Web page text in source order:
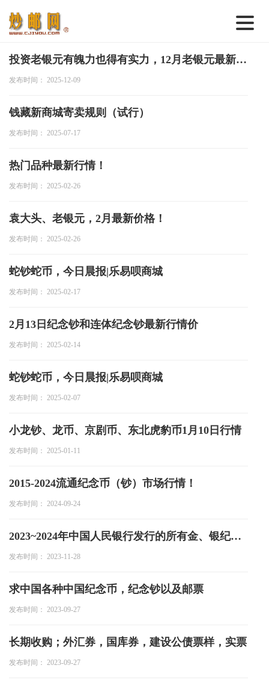
首 页
钱币行情
新品预告
投资论坛
投资老银元有魄力也得有实力，12月老银元最新价格速递
发布时间： 2025-12-09
钱藏新商城寄卖规则（试行）
发布时间： 2025-07-17
热门品种最新行情！
发布时间： 2025-02-26
袁大头、老银元，2月最新价格！
发布时间： 2025-02-26
蛇钞蛇币，今日晨报|乐易呗商城
发布时间： 2025-02-17
2月13日纪念钞和连体纪念钞最新行情价
发布时间： 2025-02-14
蛇钞蛇币，今日晨报|乐易呗商城
发布时间： 2025-02-07
小龙钞、龙币、京剧币、东北虎豹币1月10日行情
发布时间： 2025-01-11
2015-2024流通纪念币（钞）市场行情！
发布时间： 2024-09-24
2023~2024年中国人民银行发行的所有金、银纪念币最新价格表
发布时间： 2023-11-28
求中国各种中国纪念币，纪念钞以及邮票
发布时间： 2023-09-27
长期收购；外汇券，国库券，建设公债票样，实票
发布时间： 2023-09-27